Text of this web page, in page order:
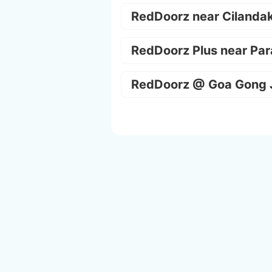
RedDoorz near
RedDoorz Plus near
RedDoorz @ Goa